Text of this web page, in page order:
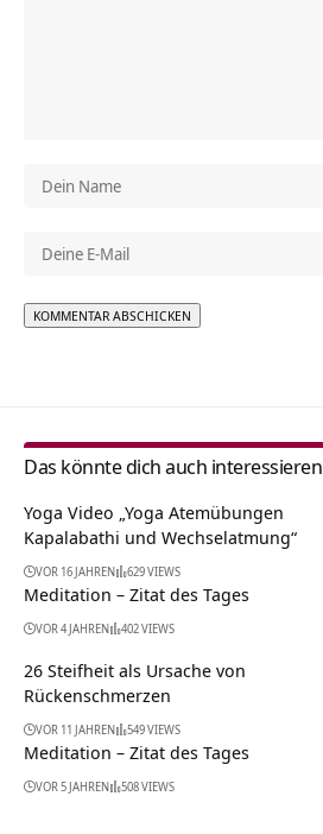
Das könnte dich auch interessieren
Yoga Video „Yoga Atemübungen
Kapalabathi und Wechselatmung“
VOR 16 JAHREN 629 VIEWS
Meditation – Zitat des Tages
VOR 4 JAHREN 402 VIEWS
26 Steifheit als Ursache von
Rückenschmerzen
VOR 11 JAHREN 549 VIEWS
Meditation – Zitat des Tages
VOR 5 JAHREN 508 VIEWS